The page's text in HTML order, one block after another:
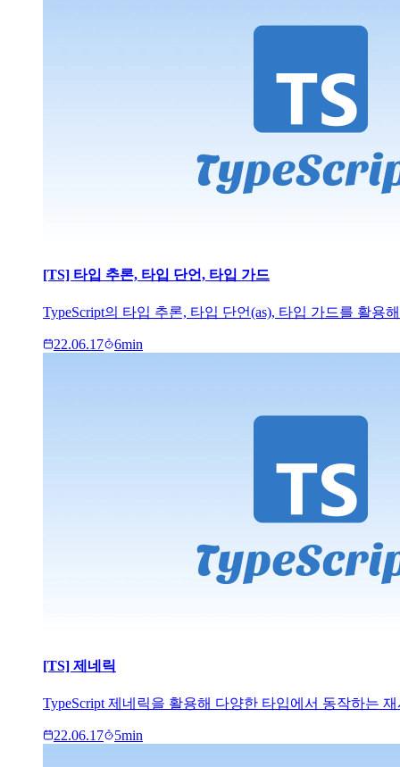
[TS] 타입 추론, 타입 단언, 타입 가드
TypeScript의 타입 추론, 타입 단언(as), 타입 가드를 활
22.06.17 6min
[TS] 제네릭
TypeScript 제네릭을 활용해 다양한 타입에서 동작하는
22.06.17 5min